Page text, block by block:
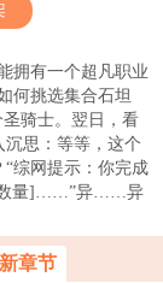
拥有一个超凡职业
何挑选集合石坦
骑士。翌日，看
思：等等，这个
综网提示：你完成
数量]……”异……异
章节